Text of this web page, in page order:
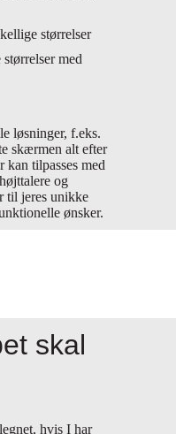
størrelser
med
løsninger, f.eks.
skærmen alt efter
kan tilpasses med
og
til jeres unikke
ønsker.
skal
hvis I har